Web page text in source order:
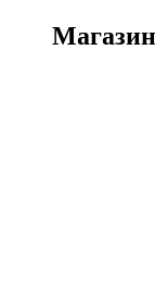
Магазин